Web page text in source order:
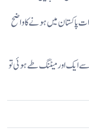
پاکستان میں ہونے کا واضح
ایک اور میٹنگ طے ہوئی تو